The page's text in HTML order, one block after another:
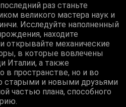
раз станьте
великого мастера наук и
Исследуйте наполненный
находите
открывайте механические
в которые вовлечены
Италии, а также
в пространстве, но и во
старыми и новыми друзьями
частью плана, способного